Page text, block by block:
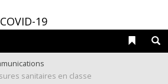
19
Liens
sanitaires en classe